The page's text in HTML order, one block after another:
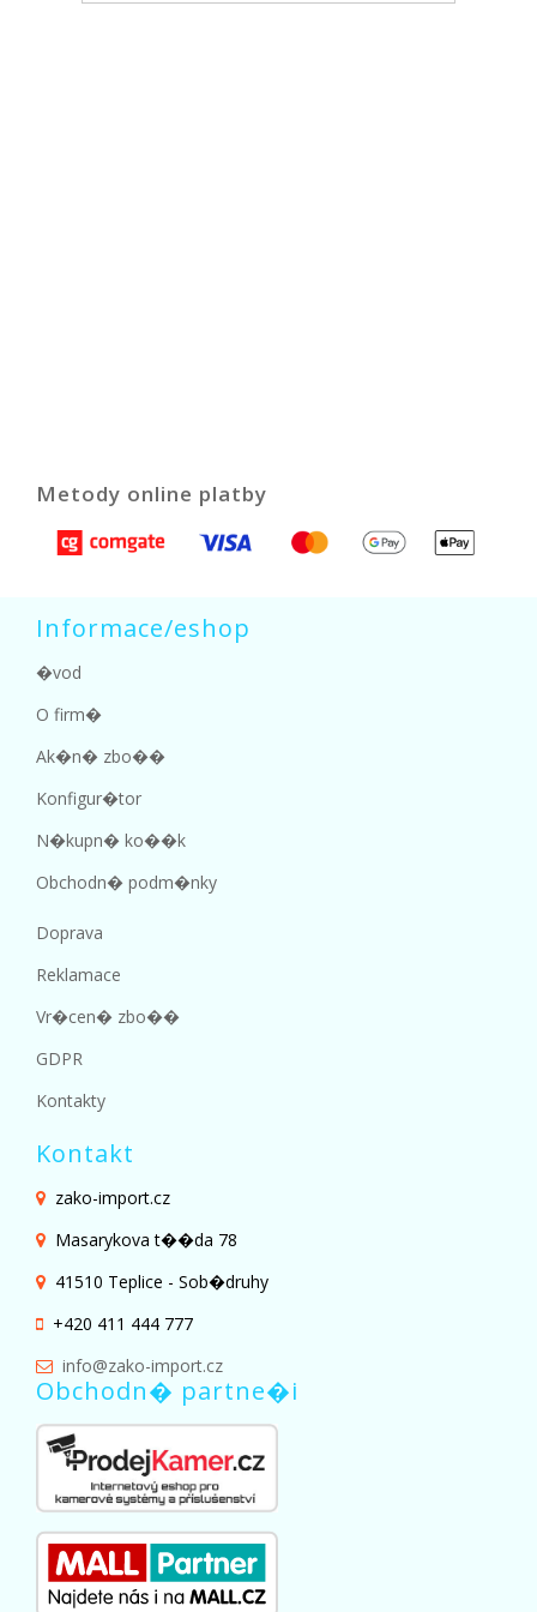
Metody online platby
Informace/eshop
�vod
O firm�
Ak�n� zbo��
Konfigur�tor
N�kupn� ko��k
Obchodn� podm�nky
Doprava
Reklamace
Vr�cen� zbo��
GDPR
Kontakty
Kontakt
zako-import.cz
Masarykova t��da 78
41510 Teplice - Sob�druhy
+420 411 444 777
info@zako-import.cz
Obchodn� partne�i